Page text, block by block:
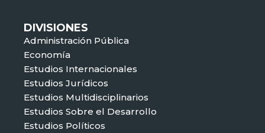
DIVISIONES
Administración Pública
Economía
Estudios Internacionales
Estudios Jurídicos
Estudios Multidisciplinarios
Estudios Sobre el Desarrollo
Estudios Políticos